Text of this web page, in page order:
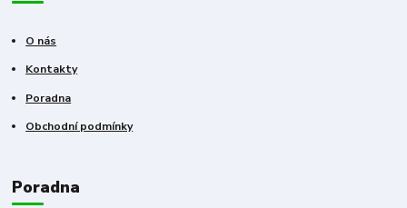
O nás
Kontakty
Poradna
Obchodní podmínky
Poradna